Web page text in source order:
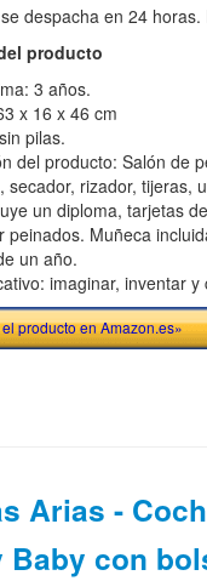
despacha en 24
producto
3 años.
x 16 x 46 cm
pilas.
del producto: Salón de
secador, rizador, tijeras,
un diploma, tarjetas
peinados. Muñeca
un año.
imaginar, inventar y
producto en Amazon.es»
Arias -
Baby con